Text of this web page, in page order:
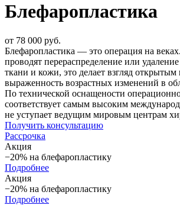
Блефаропластика
от 78 000 руб.
Блефаропластика — это операция на
проводят перераспределение или
ткани и кожи, это делает взгляд
выраженность возрастных изменений в
По технической оснащености
соответствует самым высоким
не уступает ведущим мировым центрам
Получить консультацию
Рассрочка
Акция
−20% на блефаропластику
Подробнее
Акция
−20% на блефаропластику
Подробнее